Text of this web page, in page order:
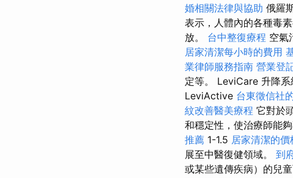
婚相關法律與協助 俄羅
表示，人體內的各種毒
放。 台中整復療程 空氣
居家清潔每小時的費用
業律師服務指南 營業登
定等。 LeviCare 升降系
LeviActive 台東徵信社
紋改善醫美療程 它對於
和穩定性，使治療師能
推薦 1-1.5 居家清潔的價
展至中醫復健領域。 到
或某些遺傳疾病）的兒